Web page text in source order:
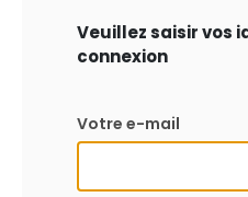
Veuillez saisir vos
connexion
Votre e-mail